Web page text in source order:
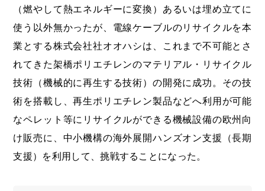
（燃やして熱エネルギーに変換）あるいは埋め立てに
使う以外無かったが、電線ケーブルのリサイクルを本
業とする株式会社社オオハシは、これまで不可能とさ
れてきた架橋ポリエチレンのマテリアル・リサイクル
技術（機械的に再生する技術）の開発に成功。その技
術を搭載し、再生ポリエチレン製品などへ利用が可能
なペレット等にリサイクルができる機械設備の欧州向
け販売に、中小機構の海外展開ハンズオン支援（長期
支援）を利用して、挑戦することになった。